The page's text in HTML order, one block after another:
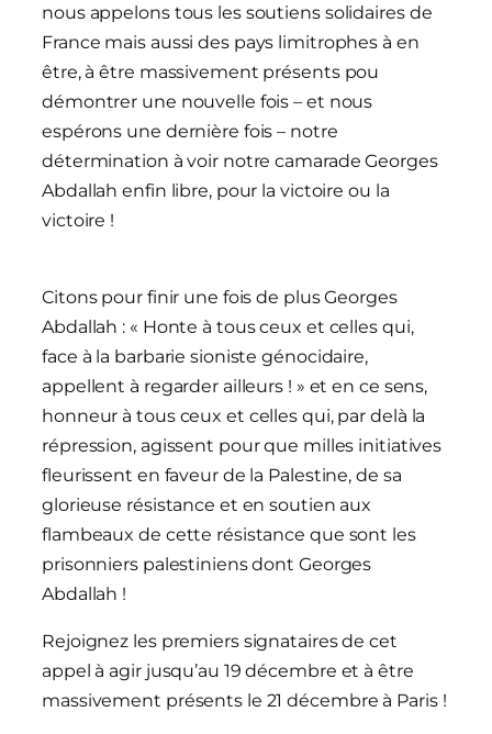
nous appelons tous les soutiens solidaires de
France mais aussi des pays limitrophes à en
être, à être massivement présents pou
démontrer une nouvelle fois – et nous
espérons une dernière fois – notre
détermination à voir notre camarade Georges
Abdallah enfin libre, pour la victoire ou la
victoire !
Citons pour finir une fois de plus Georges
Abdallah : « Honte à tous ceux et celles qui,
face à la barbarie sioniste génocidaire,
appellent à regarder ailleurs ! » et en ce sens,
honneur à tous ceux et celles qui, par delà la
répression, agissent pour que milles initiatives
fleurissent en faveur de la Palestine, de sa
glorieuse résistance et en soutien aux
flambeaux de cette résistance que sont les
prisonniers palestiniens dont Georges
Abdallah !
Rejoignez les premiers signataires de cet
appel à agir jusqu’au 19 décembre et à être
massivement présents le 21 décembre à Paris !